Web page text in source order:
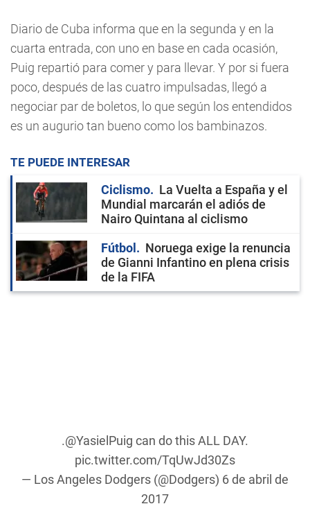
Diario de Cuba informa que en la segunda y en la
cuarta entrada, con uno en base en cada ocasión,
Puig repartió para comer y para llevar. Y por si fuera
poco, después de las cuatro impulsadas, llegó a
negociar par de boletos, lo que según los entendidos
es un augurio tan bueno como los bambinazos.
TE PUEDE INTERESAR
Ciclismo
La Vuelta a España y el
Mundial marcarán el adiós de
Nairo Quintana al ciclismo
Fútbol
Noruega exige la renuncia
de Gianni Infantino en plena crisis
de la FIFA
.@YasielPuig can do this ALL DAY.
pic.twitter.com/TqUwJd30Zs
— Los Angeles Dodgers (@Dodgers) 6 de abril de
2017